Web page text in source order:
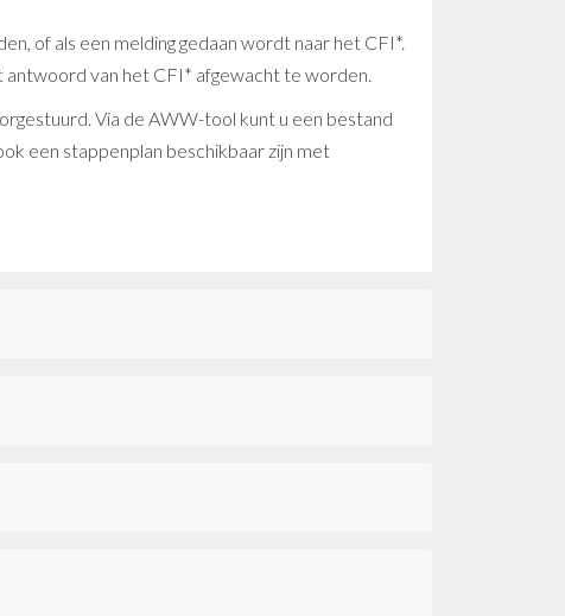
of als een melding gedaan wordt naar het CFI*.
van het CFI* afgewacht te worden.
Via de AWW-tool kunt u een bestand
een stappenplan beschikbaar zijn met